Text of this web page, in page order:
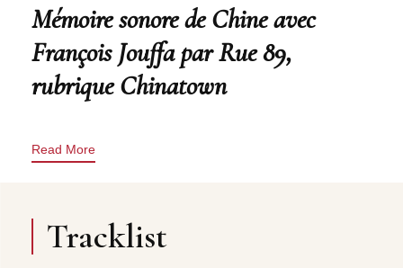
Mémoire sonore de Chine avec
François Jouffa par Rue 89,
rubrique Chinatown
Read More
Tracklist